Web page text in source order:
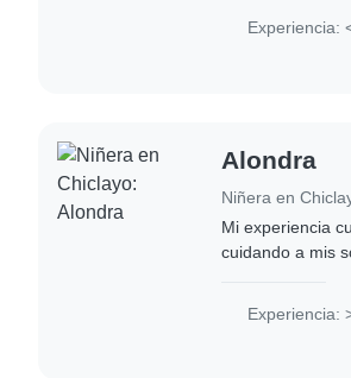
Experiencia:
Alondra
Niñera en
Mi experiencia
cuidando a mis
Experiencia: